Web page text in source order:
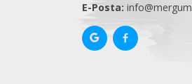
E-Posta: